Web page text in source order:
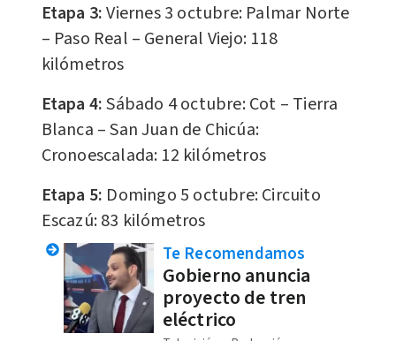
Etapa 3:Viernes 3 octubre: Palmar Norte
– Paso Real – General Viejo: 118
kilómetros
Etapa 4:Sábado 4 octubre: Cot – Tierra
Blanca – San Juan de Chicúa:
Cronoescalada: 12 kilómetros
Etapa 5: Domingo 5 octubre: Circuito
Escazú: 83 kilómetros
Te Recomendamos
Gobierno anuncia
proyecto de tren
eléctrico